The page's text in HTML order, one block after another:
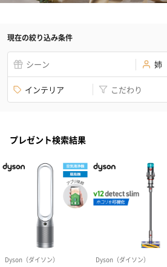
現在の絞り込み条件
シーン 姉
インテリア こだわり
プレゼント検索結果